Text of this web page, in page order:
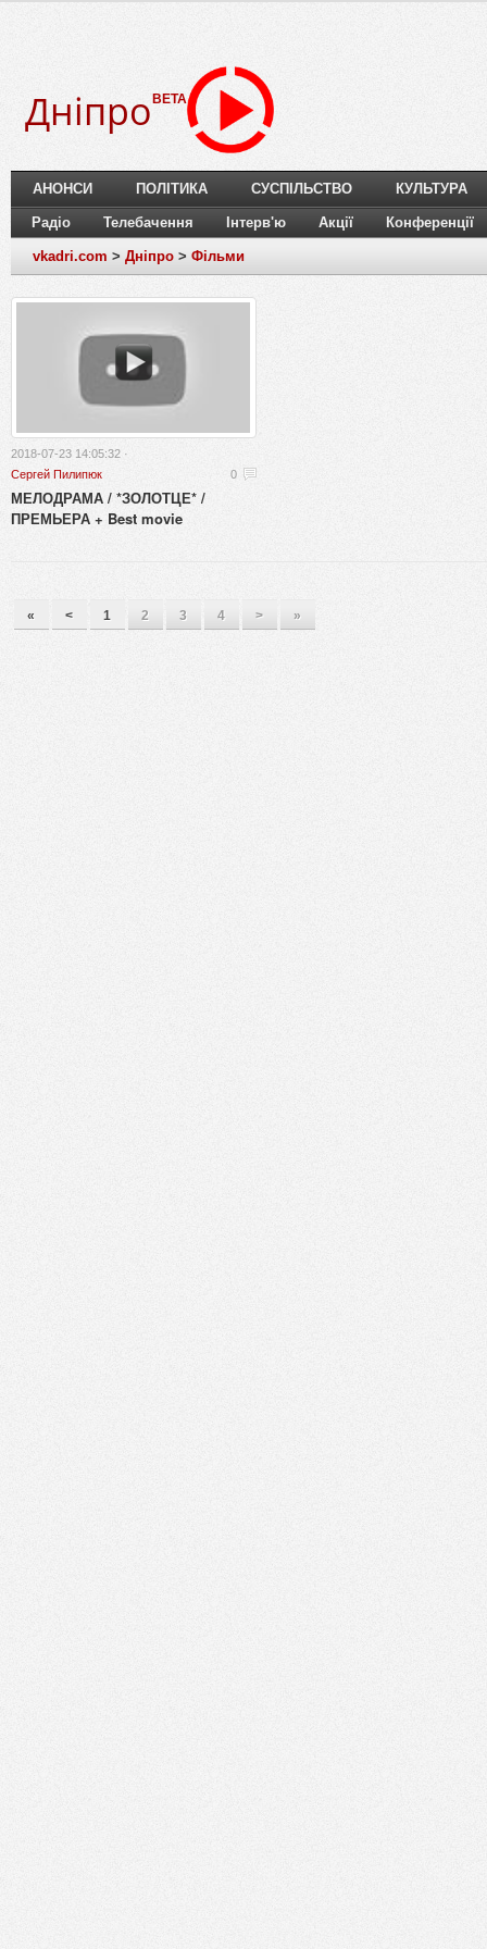
Дніпро BETA
АНОНСИ ПОЛІТИКА СУСПІЛЬСТВО КУЛЬТУРА
Радіо Телебачення Інтерв'ю Акції Конференції
vkadri.com > Дніпро > Фільми
2018-07-23 14:05:32 ·
Сергей Пилипюк
0
МЕЛОДРАМА / *ЗОЛОТЦЕ* /
ПРЕМЬЕРА + Best movie
« < 1 2 3 4 > »